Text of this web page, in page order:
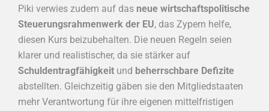
Piki verwies zudem auf das neue wirtschaftspolitische
Steuerungsrahmenwerk der EU, das Zypern helfe,
diesen Kurs beizubehalten. Die neuen Regeln seien
klarer und realistischer, da sie stärker auf
Schuldentragfähigkeit und beherrschbare Defizite
abstellten. Gleichzeitig gäben sie den Mitgliedstaaten
mehr Verantwortung für ihre eigenen mittelfristigen